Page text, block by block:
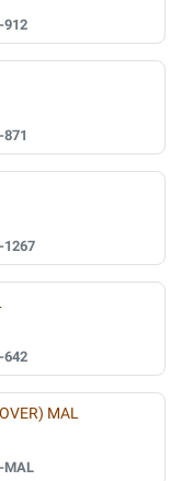
912
1267
642
MAL
MAL